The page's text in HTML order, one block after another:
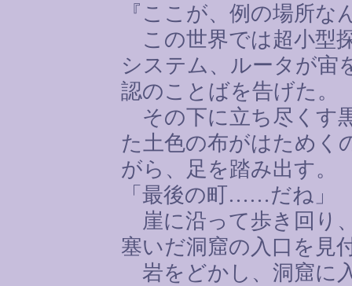
『ここが、例の場所な
この世界では超小型
システム、ルータが宙
認のことばを告げた。
その下に立ち尽くす
た土色の布がはためく
がら、足を踏み出す。
「最後の町……だね」
崖に沿って歩き回り
塞いだ洞窟の入口を見
岩をどかし、洞窟に